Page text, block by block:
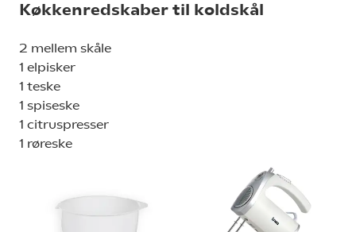
Køkkenredskaber til koldskål
2 mellem skåle
1 elpisker
1 teske
1 spiseske
1 citruspresser
1 røreske